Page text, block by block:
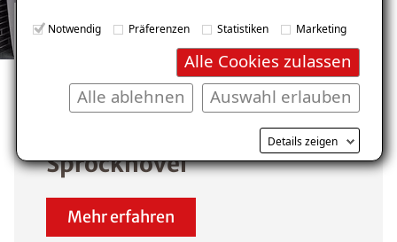
Notwendig Präferenzen Statistiken Marketing
Alle Cookies zulassen
Auswahl erlauben
Alle ablehnen
Details zeigen
GARAGENSANIERUNG REFERENZEN
Unsere zufriedenen
Sprockhövel
Mehr erfahren
E-Mail eingeben
Kostenlosen Ratgeber anfordern
Ratgebers ist die Anmeldung zu unserem Newsletter.